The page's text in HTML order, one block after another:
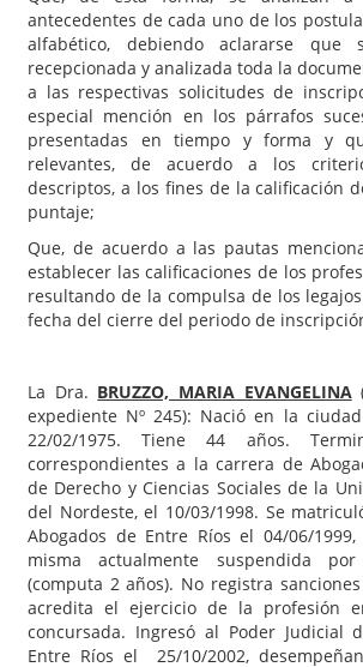
antecedentes de cada uno de los
alfabético, debiendo aclararse
recepcionada y analizada toda la
a las respectivas solicitudes de
especial mención en los párrafos
presentadas en tiempo y forma y
relevantes, de acuerdo a los
descriptos, a los fines de la calificación
puntaje;
Que, de acuerdo a las pautas
establecer las calificaciones de los
resultando de la compulsa de los
fecha del cierre del periodo de
La Dra. BRUZZO, MARIA EVANGELINA
expediente Nº 245): Nació en la
22/02/1975. Tiene 44 años.
correspondientes a la carrera de
de Derecho y Ciencias Sociales de la
del Nordeste, el 10/03/1998. Se
Abogados de Entre Ríos el 04/06/
misma actualmente suspendida por
(computa 2 años). No registra
acredita el ejercicio de la profesión
concursada. Ingresó al Poder Judicial
Entre Ríos el 25/10/2002,